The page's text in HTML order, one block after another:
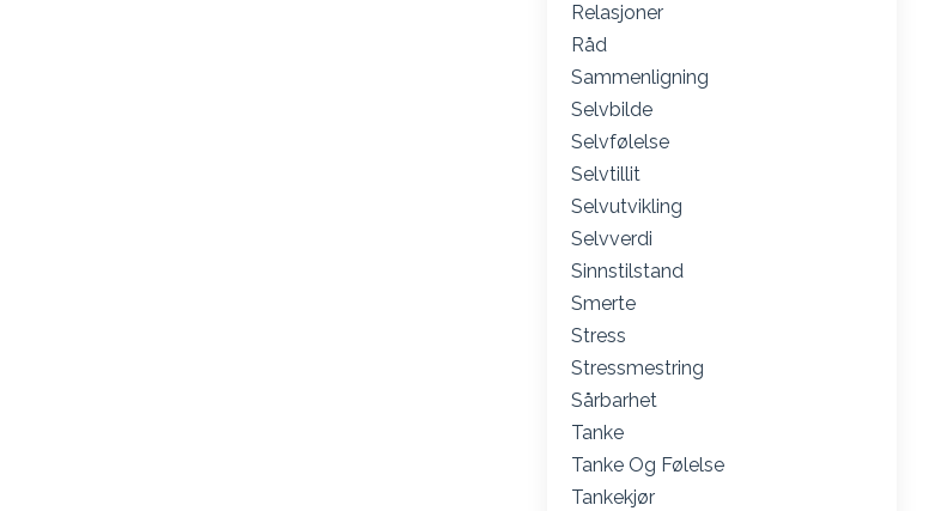
Relasjoner
Råd
Sammenligning
Selvbilde
Selvfølelse
Selvtillit
Selvutvikling
Selvverdi
Sinnstilstand
Smerte
Stress
Stressmestring
Sårbarhet
Tanke
Tanke Og Følelse
Tankekjør